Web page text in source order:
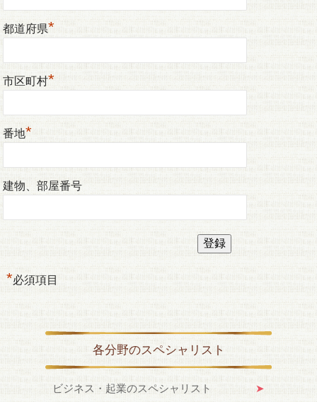
都道府県*
市区町村*
番地*
建物、部屋番号
*必須項目
各分野のスペシャリスト
ビジネス・起業のスペシャリスト